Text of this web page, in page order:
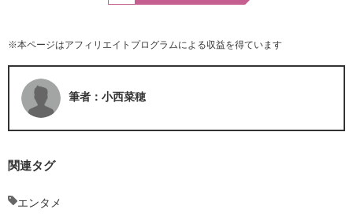
※本ページはアフィリエイトプログラムによる収益を得ています
筆者：小西菜穂
関連タグ
エンタメ